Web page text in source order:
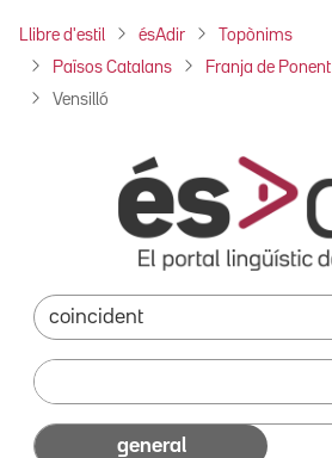
Llibre d'estil ésAdir Topònims
Països Catalans Franja de Ponent
Vensilló
general